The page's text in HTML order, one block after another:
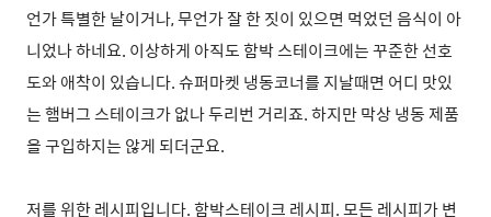
언가 특별한 날이거나, 무언가 잘 한 짓이 있으면 먹었던 음식이 아
니었나 하네요. 이상하게 아직도 함박 스테이크에는 꾸준한 선호
도와 애착이 있습니다. 슈퍼마켓 냉동코너를 지날때면 어디 맛있
는 햄버그 스테이크가 없나 두리번 거리죠. 하지만 막상 냉동 제품
을 구입하지는 않게 되더군요.
저를 위한 레시피입니다. 함박스테이크 레시피. 모든 레시피가 변